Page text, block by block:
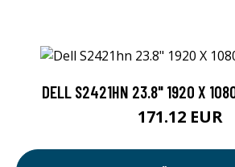
DELL S2421HN 23.8" 1920 X
171.12 EUR